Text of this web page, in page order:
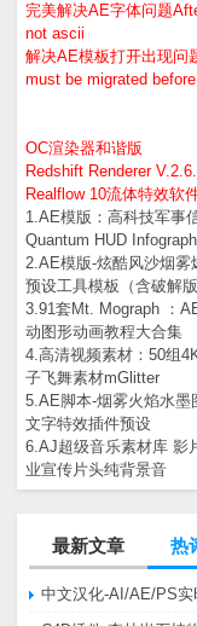
完美解决AE字体问题
not ascii
解决AE模板打开出现问
must be migrated
OC渲染器和谐版
Redshift Renderer
Realflow 10流体特效软
1.AE模版：高科技军事
Quantum HUD
2.AE模版-炫酷风沙烟雾
预设工具模板（含破解
3.91套Mt. Mograph ：
动图形动画教程大合集
4.高清视频素材：50组
子飞舞素材mGlitter
5.AE脚本-烟雾火焰水墨
文字特效插件预设
6.AJ超级音乐素材库 影
业宣传片头纯背景音
最新文章 热